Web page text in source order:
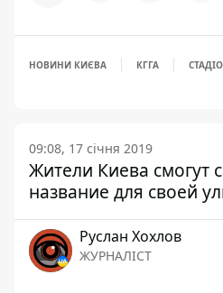
НОВИНИ КИЄВА КГГА
09:08, 17 січня 2019
Жители Киева смогут
название для своей
Руслан Хохлов
ЖУРНАЛІСТ